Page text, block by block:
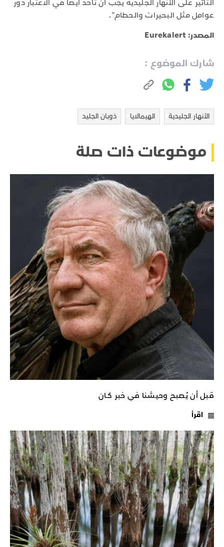
عوامل مثل البحيرات والحطام".
المصدر: Eurekalert
شارك الموضوع :
الأنهار الجليدية الهيمالايا ذوبان الجليد
موضوعات ذات صلة
قبل أن يُصبح وحيشنا في خبر كـان
اقرأ